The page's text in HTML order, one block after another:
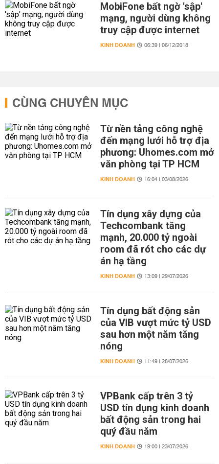
MobiFone bất ngờ 'sập'
mạng, người dùng không
truy cập được internet
KINH DOANH 06:39 | 06/12/2018
CÙNG CHUYÊN MỤC
Từ nền tảng công nghệ
đến mạng lưới hỗ trợ địa
phương: Uhomes.com mở
văn phòng tại TP HCM
KINH DOANH 16:04 | 03/08/2026
Tín dụng xây dựng của
Techcombank tăng
mạnh, 20.000 tỷ ngoài
room đã rót cho các dự
án hạ tầng
KINH DOANH 13:09 | 29/07/2026
Tín dụng bất động sản
của VIB vượt mức tỷ USD
sau hơn một năm tăng
nóng
KINH DOANH 11:49 | 28/07/2026
VPBank cấp trên 3 tỷ
USD tín dụng kinh doanh
bất động sản trong hai
quý đầu năm
KINH DOANH 19:00 | 23/07/2026